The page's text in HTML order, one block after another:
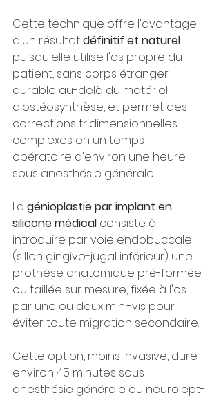
Cette technique offre l'avantage
d'un résultat définitif et naturel
puisqu'elle utilise l'os propre du
patient, sans corps étranger
durable au-delà du matériel
d'ostéosynthèse, et permet des
corrections tridimensionnelles
complexes en un temps
opératoire d'environ une heure
sous anesthésie générale.
La génioplastie par implant en
silicone médical consiste à
introduire par voie endobuccale
(sillon gingivo-jugal inférieur) une
prothèse anatomique pré-formée
ou taillée sur mesure, fixée à l'os
par une ou deux mini-vis pour
éviter toute migration secondaire.
Cette option, moins invasive, dure
environ 45 minutes sous
anesthésie générale ou neurolept-